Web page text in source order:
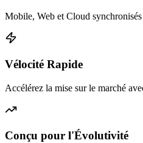
Mobile, Web et Cloud
Vélocité Rapide
Accélérez la mise sur le marché
Conçu pour l'Évolutivité